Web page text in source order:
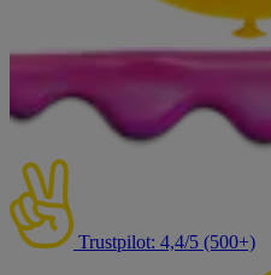
Trustpilot: 4,4/5 (500+)